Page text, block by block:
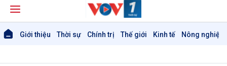
Giới thiệu Thời sự Chính trị Thế giới Kinh tế Nông nghiệp